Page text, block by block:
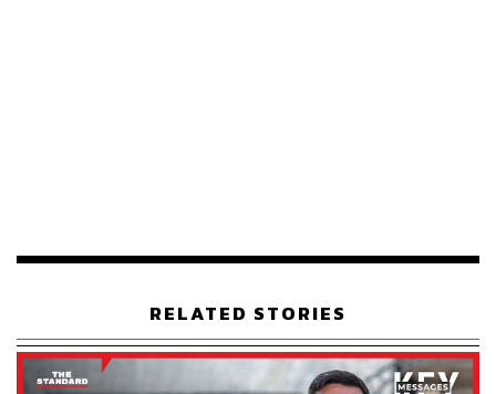
THE STANDARD TEAM
กองบรรณาธิการ THE STANDARD
RELATED STORIES